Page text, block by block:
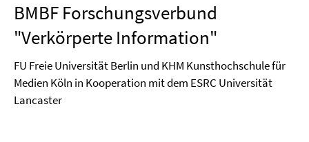
BMBF Forschungsverbund
"Verkörperte Information"
FU Freie Universität Berlin und KHM Kunsthochschule für
Medien Köln in Kooperation mit dem ESRC Universität
Lancaster